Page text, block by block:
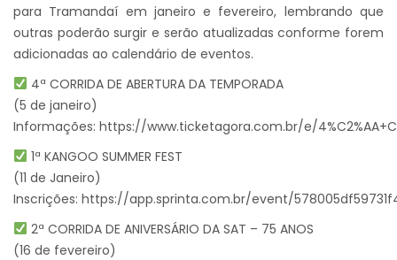
para Tramandaí em janeiro e fevereiro, lembrando que
outras poderão surgir e serão atualizadas conforme forem
adicionadas ao calendário de eventos.
4ª CORRIDA DE ABERTURA DA TEMPORADA
(5 de janeiro)
Informações: https://www.ticketagora.com.br/e/
1ª KANGOO SUMMER FEST
(11 de Janeiro)
Inscrições: https://app.sprinta.com.br/event/
2ª CORRIDA DE ANIVERSÁRIO DA SAT – 75 ANOS
(16 de fevereiro)